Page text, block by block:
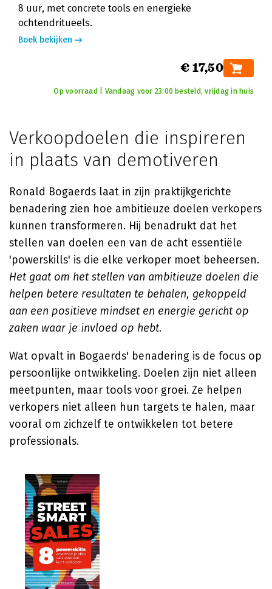
8 uur, met concrete tools en energieke
ochtendritueels.
Boek bekijken
€ 17,50
Op voorraad | Vandaag voor 23:00 besteld, vrijdag in huis
Verkoopdoelen die inspireren
in plaats van demotiveren
Ronald Bogaerds laat in zijn praktijkgerichte
benadering zien hoe ambitieuze doelen verkopers
kunnen transformeren. Hij benadrukt dat het
stellen van doelen een van de acht essentiële
'powerskills' is die elke verkoper moet beheersen.
Het gaat om het stellen van ambitieuze doelen die
helpen betere resultaten te behalen, gekoppeld
aan een positieve mindset en energie gericht op
zaken waar je invloed op hebt.
Wat opvalt in Bogaerds' benadering is de focus op
persoonlijke ontwikkeling. Doelen zijn niet alleen
meetpunten, maar tools voor groei. Ze helpen
verkopers niet alleen hun targets te halen, maar
vooral om zichzelf te ontwikkelen tot betere
professionals.